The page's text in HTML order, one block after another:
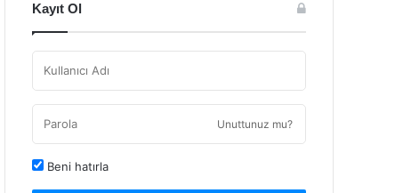
Kayıt Ol
Unuttunuz mu?
Beni hatırla